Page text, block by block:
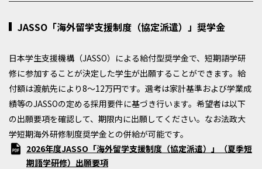
JASSO「海外留学支援制度（協定派遣）」奨学金
日本学生支援機構（JASSO）による給付型奨学金で、短期語学研
修に参加することが決定した学生が出願することができます。給
付額は渡航先により8～12万円です。選考は家計基準および学業成
績等のJASSOの定める採用要件に基づき行います。希望者は以下
の出願要項を確認して、期限内に出願してください。なお法政大
学短期海外研修制度奨学金との併給が可能です。
2026年度JASSO「海外留学支援制度（協定派遣）」（夏季短
期語学研修）出願要項